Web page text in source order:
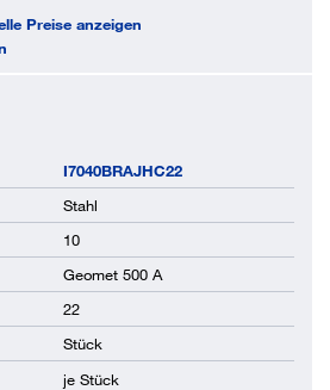
Preise anzeigen
I7040BRAJHC22
Stahl
10
Geomet 500 A
22
Stück
je Stück